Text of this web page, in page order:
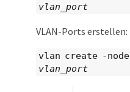
vlan_port
VLAN-Ports erstellen:
vlan create -node
vlan_port